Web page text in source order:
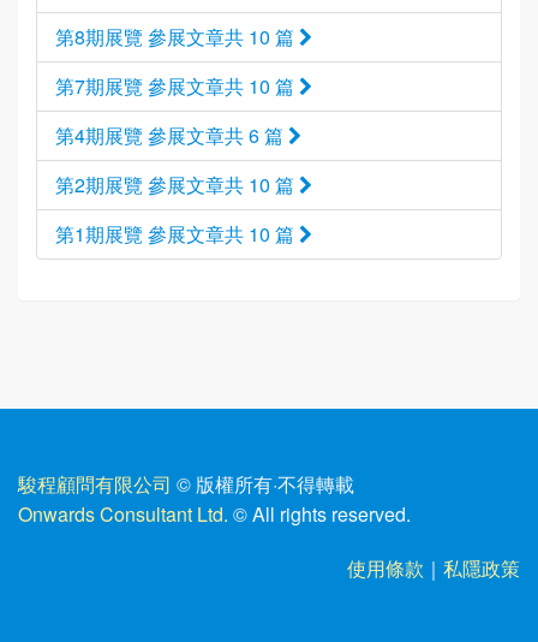
第8期展覽 參展文章共 10 篇
第7期展覽 參展文章共 10 篇
第4期展覽 參展文章共 6 篇
第2期展覽 參展文章共 10 篇
第1期展覽 參展文章共 10 篇
駿程顧問有限公司 © 版權所有·不得轉載
Onwards Consultant Ltd. © All rights reserved.
使用條款 ｜ 私隱政策